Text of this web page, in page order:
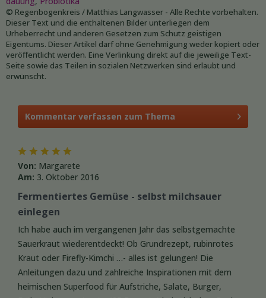
© Regenbogenkreis / Matthias Langwasser - Alle Rechte vorbehalten.
Dieser Text und die enthaltenen Bilder unterliegen dem
Urheberrecht und anderen Gesetzen zum Schutz geistigen
Eigentums. Dieser Artikel darf ohne Genehmigung weder kopiert oder
veröffentlicht werden. Eine Verlinkung direkt auf die jeweilige Text-
Seite sowie das Teilen in sozialen Netzwerken sind erlaubt und
erwünscht.
Kommentar verfassen zum Thema
Von: Margarete
Am: 3. Oktober 2016
Fermentiertes Gemüse - selbst milchsauer
einlegen
Ich habe auch im vergangenen Jahr das selbstgemachte
Sauerkraut wiederentdeckt! Ob Grundrezept, rubinrotes
Kraut oder Firefly-Kimchi …- alles ist gelungen! Die
Anleitungen dazu und zahlreiche Inspirationen mit dem
heimischen Superfood für Aufstriche, Salate, Burger,